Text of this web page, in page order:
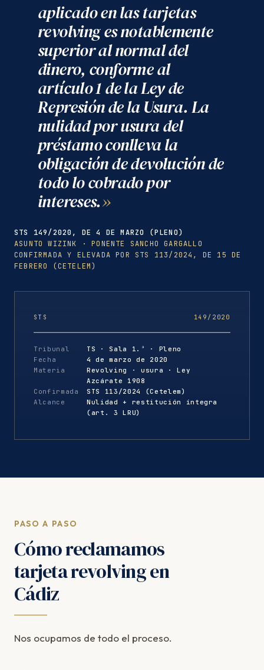
aplicado en las tarjetas
revolving es notablemente
superior al normal del
dinero, conforme al
artículo 1 de la Ley de
Represión de la Usura. La
nulidad por usura del
préstamo conlleva la
obligación de devolución de
todo lo cobrado por
intereses.
STS 149/2020, DE 4 DE MARZO (PLENO)
ASUNTO WIZINK · PONENTE SANCHO GARGALLO
CONFIRMADA Y ELEVADA POR STS 113/2024, DE 15 DE
FEBRERO (CETELEM)
STS 149/2020
Tribunal
TS · Sala 1.ª · Pleno
Fecha
4 de marzo de 2020
Materia
Revolving · usura · Ley
Azcárate 1908
Confirmada
STS 113/2024 (Cetelem)
Alcance
Nulidad + restitución íntegra
(art. 3 LRU)
PASO A PASO
Cómo reclamamos
tarjeta revolving en
Cádiz
Nos ocupamos de todo el proceso.